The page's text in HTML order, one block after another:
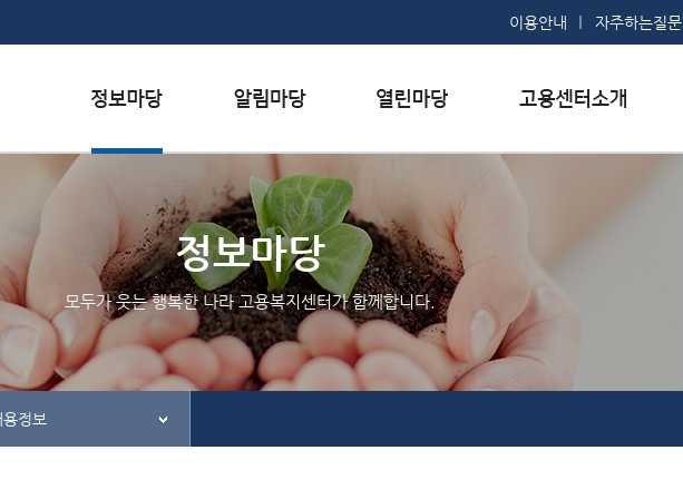
이용안내 자주하는질문
채용정보
인재정보
관련사이트
행사일정
공지사항 질문하기
칭찬하기
불친절 신고하기
부서 및 직원소개
시설안내
찾아오시는 길
정보마당
모두가 웃는 행복한 나라 고용복지센터가 함께합니다.
정보